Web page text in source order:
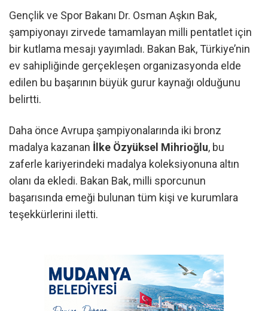
Gençlik ve Spor Bakanı Dr. Osman Aşkın Bak,
şampiyonayı zirvede tamamlayan milli pentatlet için
bir kutlama mesajı yayımladı. Bakan Bak, Türkiye’nin
ev sahipliğinde gerçekleşen organizasyonda elde
edilen bu başarının büyük gurur kaynağı olduğunu
belirtti.
Daha önce Avrupa şampiyonalarında iki bronz
madalya kazanan İlke Özyüksel Mihrioğlu, bu
zaferle kariyerindeki madalya koleksiyonuna altın
olanı da ekledi. Bakan Bak, milli sporcunun
başarısında emeği bulunan tüm kişi ve kurumlara
teşekkürlerini iletti.